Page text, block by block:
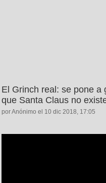
El Grinch real: se pone a
que Santa Claus no
por Anónimo el 10 dic 2018, 17:05